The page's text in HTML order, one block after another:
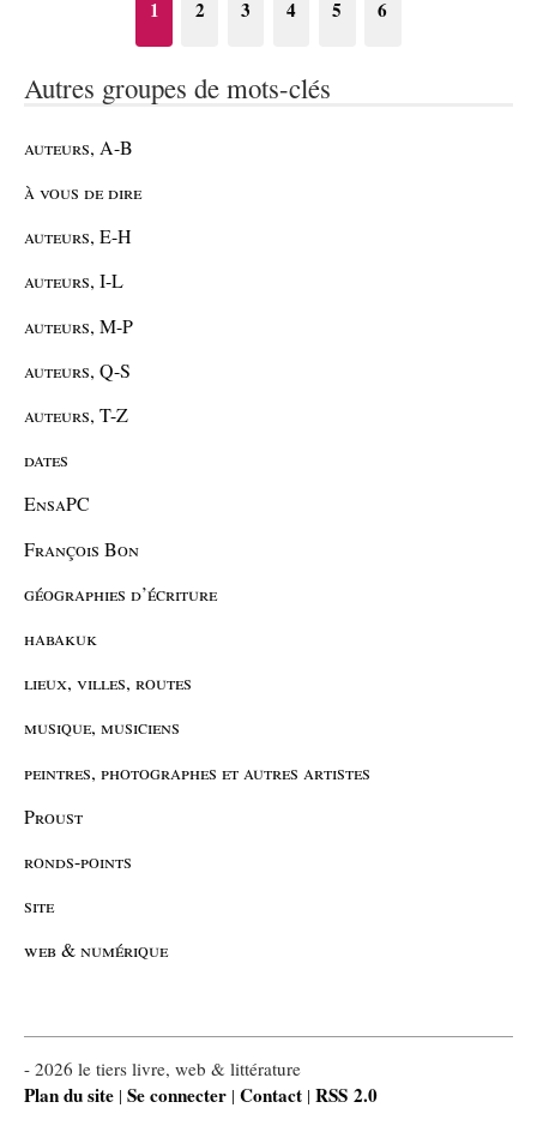
1 2 3 4 5 6
Autres groupes de mots-clés
auteurs, A-B
à vous de dire
auteurs, E-H
auteurs, I-L
auteurs, M-P
auteurs, Q-S
auteurs, T-Z
dates
EnsaPC
François Bon
géographies d’écriture
habakuk
lieux, villes, routes
musique, musiciens
peintres, photographes et autres artistes
Proust
ronds-points
site
web & numérique
- 2026 le tiers livre, web & littérature
Plan du site | Se connecter | Contact | RSS 2.0